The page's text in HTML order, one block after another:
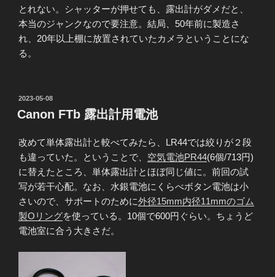
とれない。シャッターが押せても、露出計がダメだと、
本当のジャンクなので要注意。結局、50年前に製造さ
れ、20年以上棚に放置されていたカメラということにな
る。
投
稿
日:
2023-05-08
Canon FTb 露出計用電池
改めて単体露出計と較べてみたら、LR44では絞りが２段
も違っていた。ということで、 空気電池PR44(6個/713円)
に替えたところ、単体露出計とほぼ同じ値に。前回の試
写が若干心配。なお、水銀電池にくらべボタン電池は小
さいので、サポートのために外径15mm内径11mmのゴム
製Oリングを使っている。10個で600円ぐらい。ちょうど
電池室に合う大きさだ。